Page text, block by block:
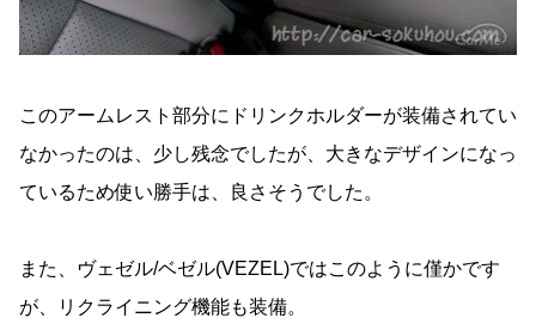
このアームレスト部分にドリンクホルダーが装備されてい
なかったのは、少し残念でしたが、大きなデザインになっ
ているため使い勝手は、良さそうでした。
また、ヴェゼル/ベゼル(VEZEL)ではこのように僅かです
が、リクライニング機能も装備。